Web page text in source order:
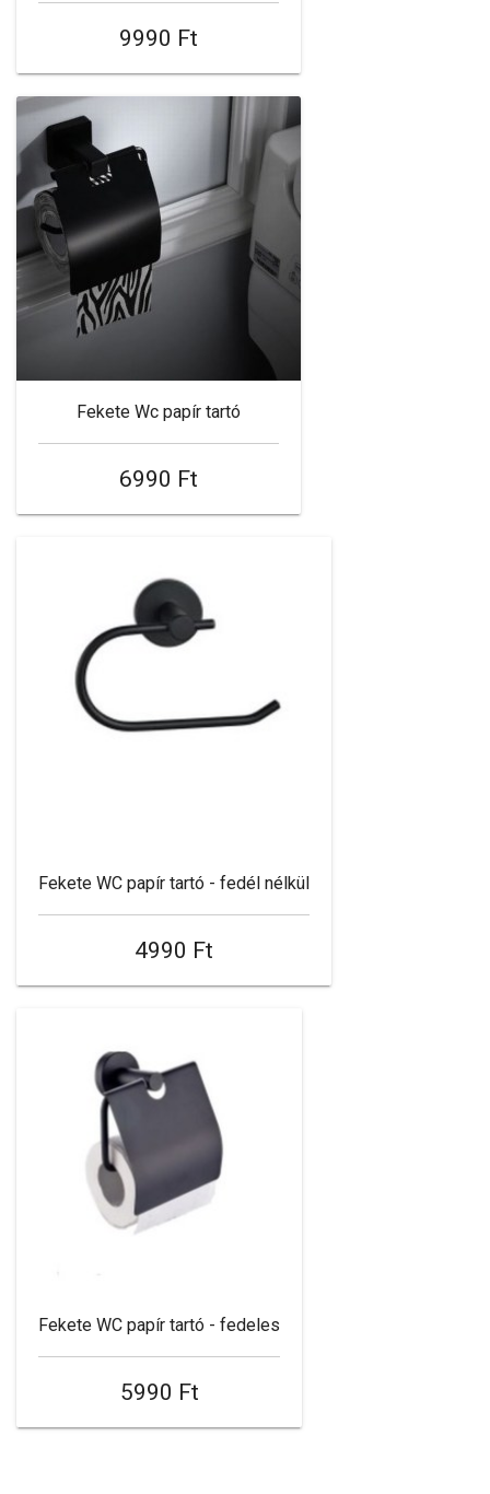
9990 Ft
Fekete Wc papír tartó
6990 Ft
Fekete WC papír tartó - fedél nélkül
4990 Ft
Fekete WC papír tartó - fedeles
5990 Ft